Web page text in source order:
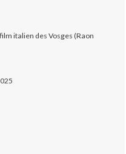
italien des Vosges (Raon